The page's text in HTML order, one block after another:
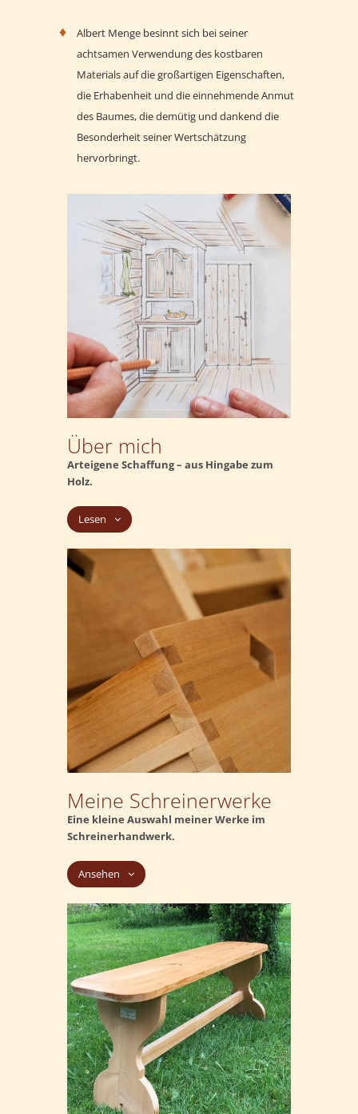
Albert Menge besinnt sich bei seiner
achtsamen Verwendung des kostbaren
Materials auf die großartigen Eigenschaften,
die Erhabenheit und die einnehmende Anmut
des Baumes, die demütig und dankend die
Besonderheit seiner Wertschätzung
hervorbringt.
Über mich
Arteigene Schaffung – aus Hingabe zum
Holz.
Lesen
Meine Schreinerwerke
Eine kleine Auswahl meiner Werke im
Schreinerhandwerk.
Ansehen